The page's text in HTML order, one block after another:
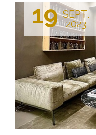
19 SEPT.
2023